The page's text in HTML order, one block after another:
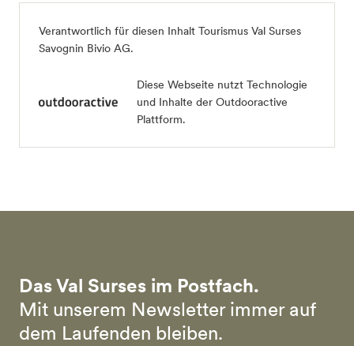
Verantwortlich für diesen Inhalt Tourismus Val Surses
Savognin Bivio AG.
Diese Webseite nutzt Technologie
und Inhalte der Outdooractive
Plattform.
Das Val Surses im Postfach.
Mit unserem Newsletter immer auf
dem Laufenden bleiben.